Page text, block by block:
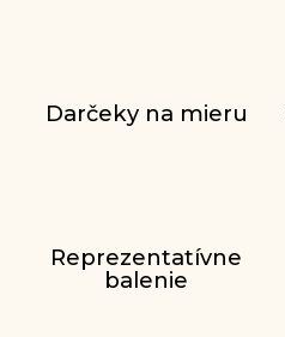
Darčeky na mieru
Reprezentatívne
balenie